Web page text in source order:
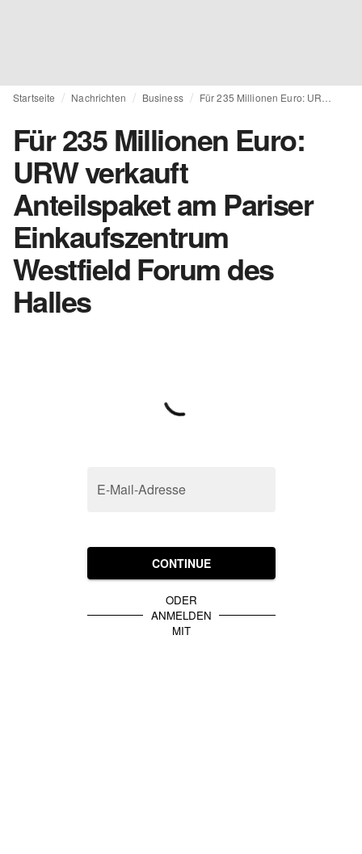
Startseite Nachrichten Business
Für 235 Millionen Euro:
URW verkauft
Anteilspaket am Pariser
Einkaufszentrum
Westfield Forum des
Halles
E-Mail-Adresse
CONTINUE
ODER
ANMELDEN
MIT